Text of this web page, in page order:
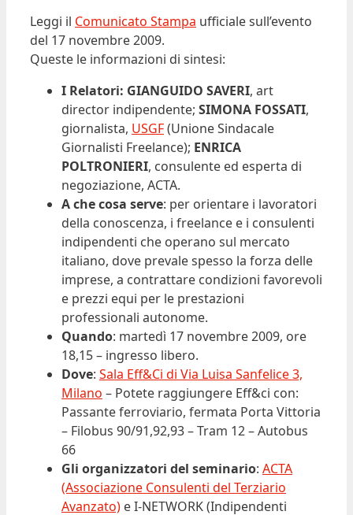
Leggi il Comunicato Stampa ufficiale sull’evento
del 17 novembre 2009.
Queste le informazioni di sintesi:
I Relatori: GIANGUIDO SAVERI, art
director indipendente; SIMONA FOSSATI,
giornalista, USGF(Unione Sindacale
Giornalisti Freelance); ENRICA
POLTRONIERI, consulente ed esperta di
negoziazione, ACTA.
A che cosa serve: per orientare i lavoratori
della conoscenza, i freelance e i consulenti
indipendenti che operano sul mercato
italiano, dove prevale spesso la forza delle
imprese, a contrattare condizioni favorevoli
e prezzi equi per le prestazioni
professionali autonome.
Quando: martedì 17 novembre 2009, ore
18,15 – ingresso libero.
Dove: Sala Eff&Ci di Via Luisa Sanfelice 3,
Milano – Potete raggiungere Eff&ci con:
Passante ferroviario, fermata Porta Vittoria
– Filobus 90/91,92,93 – Tram 12 – Autobus
66
Gli organizzatori del seminario: ACTA
(Associazione Consulenti del Terziario
Avanzato) e I-NETWORK (Indipendenti